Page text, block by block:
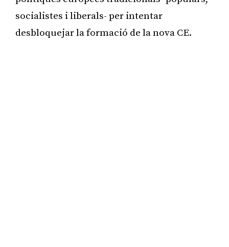
socialistes i liberals- per intentar
desbloquejar la formació de la nova CE.